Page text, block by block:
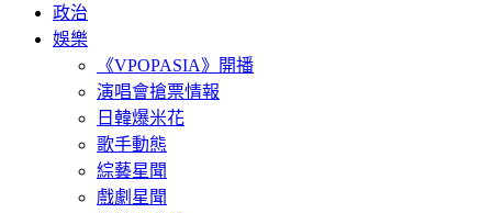
政治
娛樂
《VPOPASIA》開播
演唱會搶票情報
日韓爆米花
歌手動態
綜藝星聞
戲劇星聞